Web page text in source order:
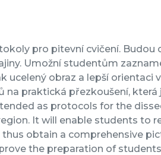
pro pitevní cvičení.
Umožní studentům
ucelený obraz a lepší orientaci
praktická přezkoušení, která
as protocols for the
It will enable students to
thus obtain a comprehensive
the preparation of